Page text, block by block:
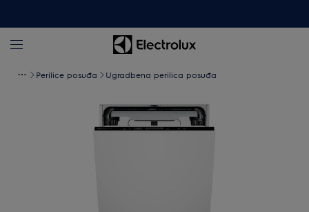
Perilice posuđa Ugradbena perilica posuđa